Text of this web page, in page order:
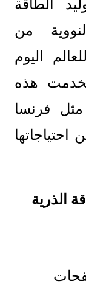
ويعتبر توليد الطاقة
من
اليوم
هذه
مثل فرنسا
بالمئة من احتياجاتها
الذرية